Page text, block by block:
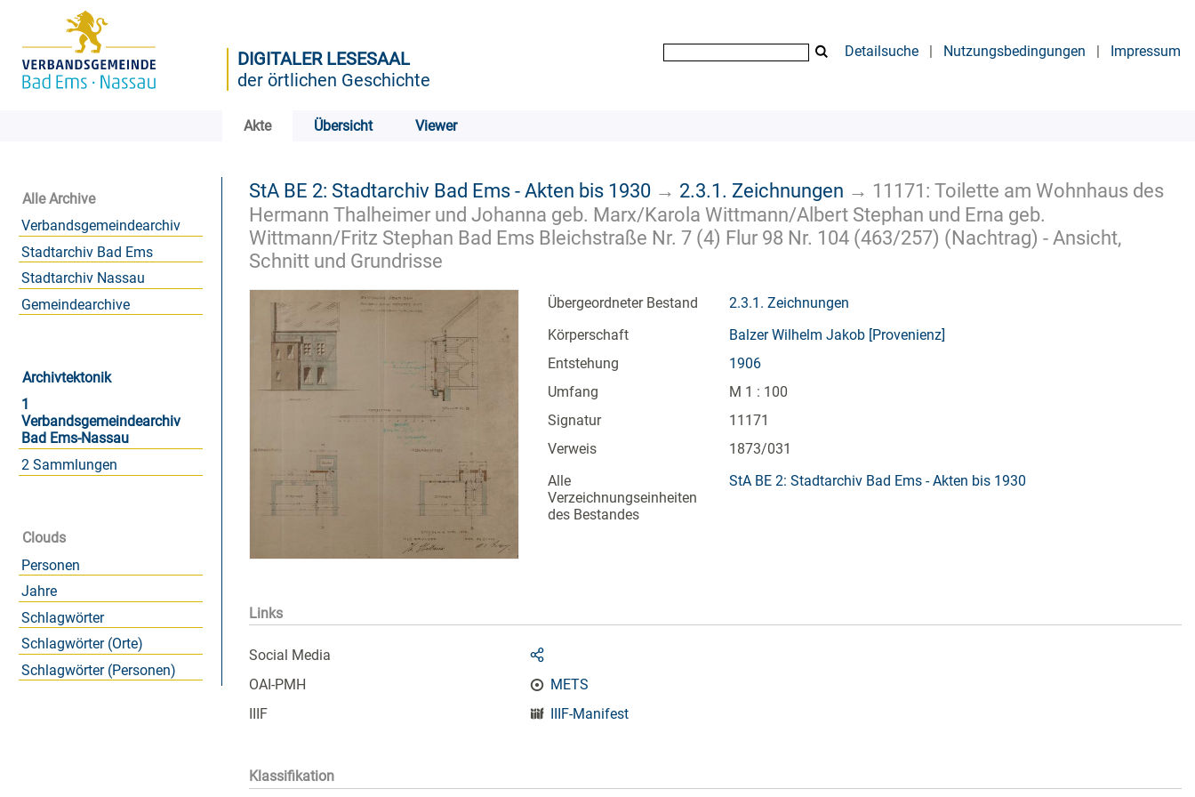
DIGITALER LESESAAL
der örtlichen Geschichte
Detailsuche | Nutzungsbedingungen | Impressum
Akte Übersicht Viewer
Alle Archive
Verbandsgemeindearchiv
Stadtarchiv Bad Ems
Stadtarchiv Nassau
Gemeindearchive
Archivtektonik
1
Verbandsgemeindearchiv
Bad Ems-Nassau
2 Sammlungen
Clouds
Personen
Jahre
Schlagwörter
Schlagwörter (Orte)
Schlagwörter (Personen)
StA BE 2: Stadtarchiv Bad Ems - Akten bis 1930 → 2.3.1. Zeichnungen → 11171: Toilette am Wohnhaus des
Hermann Thalheimer und Johanna geb. Marx/Karola Wittmann/Albert Stephan und Erna geb.
Wittmann/Fritz Stephan Bad Ems Bleichstraße Nr. 7 (4) Flur 98 Nr. 104 (463/257) (Nachtrag) - Ansicht,
Schnitt und Grundrisse
Übergeordneter Bestand
2.3.1. Zeichnungen
Körperschaft
Balzer Wilhelm Jakob [Provenienz]
Entstehung
1906
Umfang
M 1 : 100
Signatur
11171
Verweis
1873/031
Alle
Verzeichnungseinheiten
des Bestandes
StA BE 2: Stadtarchiv Bad Ems - Akten bis 1930
Links
Social Media
OAI-PMH
METS
IIIF
IIIF-Manifest
Klassifikation